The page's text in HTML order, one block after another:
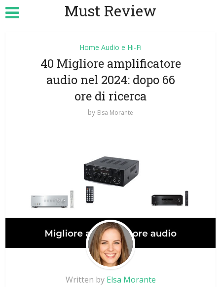
Must Review
Home Audio e Hi-Fi
40 Migliore amplificatore
audio nel 2024: dopo 66
ore di ricerca
by Elsa Morante
Written by Elsa Morante